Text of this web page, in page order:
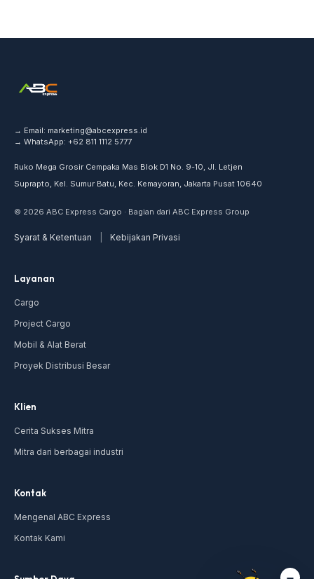
→ Email: marketing@abcexpress.id
→ WhatsApp: +62 811 1112 5777
Ruko Mega Grosir Cempaka Mas Blok D1 No. 9-10, Jl. Letjen
Suprapto, Kel. Sumur Batu, Kec. Kemayoran, Jakarta Pusat 10640
© 2026 ABC Express Cargo · Bagian dari ABC Express Group
Syarat & Ketentuan Kebijakan Privasi
Layanan
Cargo
Project Cargo
Mobil & Alat Berat
Proyek Distribusi Besar
Klien
Cerita Sukses Mitra
Mitra dari berbagai industri
Kontak
Mengenal ABC Express
Kontak Kami